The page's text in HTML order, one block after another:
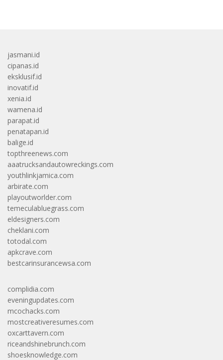
jasmani.id
cipanas.id
eksklusif.id
inovatif.id
xenia.id
wamena.id
parapat.id
penatapan.id
balige.id
topthreenews.com
aaatrucksandautowreckings.com
youthlinkjamica.com
arbirate.com
playoutworlder.com
temeculabluegrass.com
eldesigners.com
cheklani.com
totodal.com
apkcrave.com
bestcarinsurancewsa.com
complidia.com
eveningupdates.com
mcochacks.com
mostcreativeresumes.com
oxcarttavern.com
riceandshinebrunch.com
shoesknowledge.com